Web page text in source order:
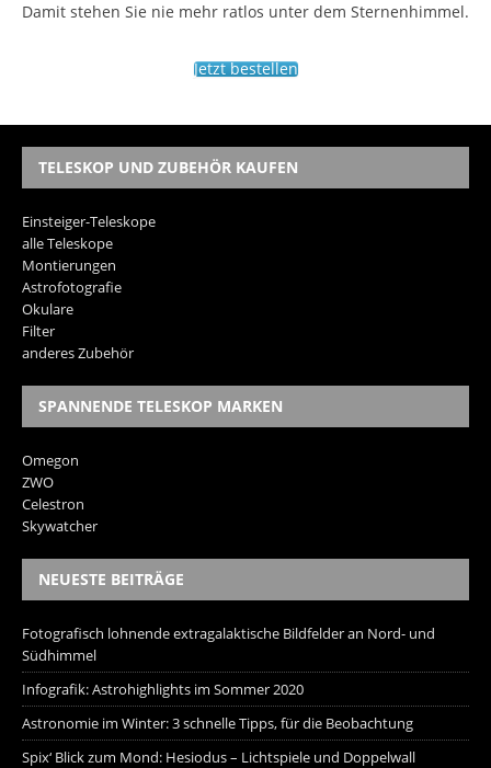
Damit stehen Sie nie mehr ratlos unter dem Sternenhimmel.
Jetzt bestellen
TELESKOP UND ZUBEHÖR KAUFEN
Einsteiger-Teleskope
alle Teleskope
Montierungen
Astrofotografie
Okulare
Filter
anderes Zubehör
SPANNENDE TELESKOP MARKEN
Omegon
ZWO
Celestron
Skywatcher
NEUESTE BEITRÄGE
Fotografisch lohnende extragalaktische Bildfelder an Nord- und
Südhimmel
Infografik: Astrohighlights im Sommer 2020
Astronomie im Winter: 3 schnelle Tipps, für die Beobachtung
Spix‘ Blick zum Mond: Hesiodus – Lichtspiele und Doppelwall